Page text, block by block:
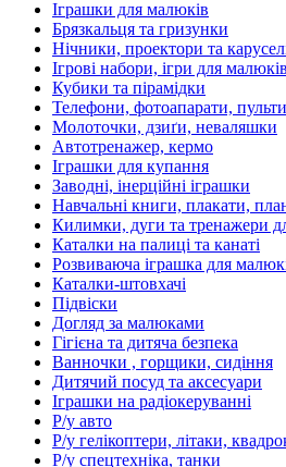
Іграшки для малюків
Брязкальця та гризунки
Нічники, проектори та
Ігрові набори, ігри для малюків
Кубики та пірамідки
Телефони, фотоапарати, пульти
Молоточки, дзиґи, неваляшки
Автотренажер, кермо
Іграшки для купання
Заводні, інерційні іграшки
Навчальні книги, плакати,
Килимки, дуги та тренажери
Каталки на палиці та канаті
Розвиваюча іграшка для
Каталки-штовхачі
Підвіски
Догляд за малюками
Гігієна та дитяча безпека
Ванночки , горщики, сидіння
Дитячий посуд та аксесуари
Іграшки на радіокеруванні
Р/у авто
Р/у гелікоптери, літаки,
Р/у спецтехніка, танки